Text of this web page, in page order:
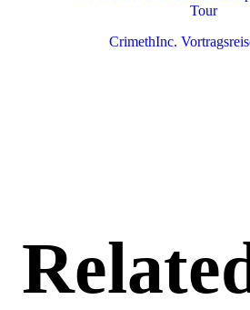
Tour
CrimethInc.